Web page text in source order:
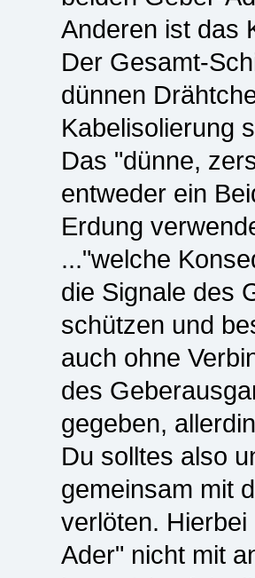
Anderen ist das
Der Gesamt-
dünnen
Kabelisolierung
Das "dünne,
entweder ein
Erdung
..."welche
die Signale des
schützen und
auch ohne
des
gegeben,
Du solltes also
gemeinsam mit
verlöten.
Ader" nicht mit